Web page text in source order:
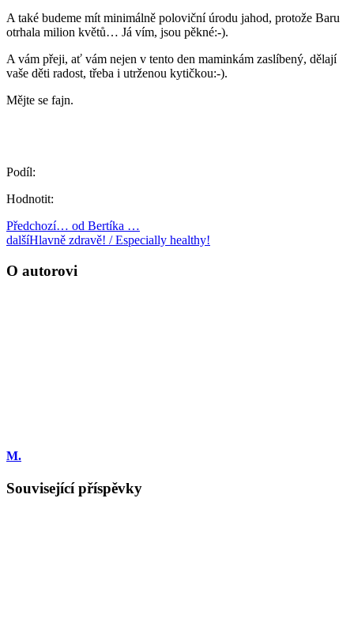
A také budeme mít minimálně poloviční úrodu jahod, protože Baru
otrhala milion květů… Já vím, jsou pěkné:-).
A vám přeji, ať vám nejen v tento den maminkám zaslíbený, dělají
vaše děti radost, třeba i utrženou kytičkou:-).
Mějte se fajn.
Podíl:
Hodnotit:
Předchozí… od Bertíka …
dalšíHlavně zdravě! / Especially healthy!
O autorovi
M.
Související příspěvky